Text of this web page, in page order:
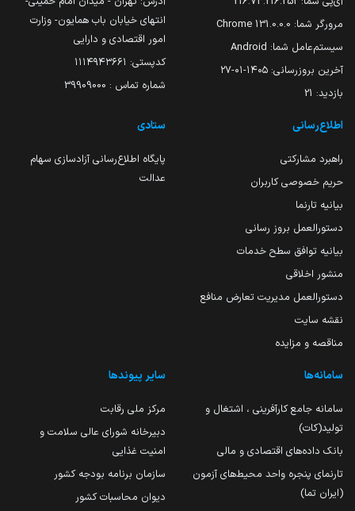
مرورگر شما: 131.0.0.0 Chrome
سیستم‌عامل شما: Android
آخرین بروزرسانی: ۱۴۰۵-۰۱-۲۷
بازدید: 21
انتهای خیابان باب همایون- وزارت
امور اقتصادی و دارایی
کدپستی: ۱۱۱۴۹۴۳۶۶۱
شماره تماس : 39909000
اطلاع‌رسانی
راهبرد مشارکتی
حریم خصوصی کاربران
بیانیه تارنما
دستورالعمل بروز رسانی
بیانیه توافق سطح خدمات
منشور اخلاقی
دستورالعمل مدیریت تعارض منافع
نقشه سایت
مناقصه و مزایده
ستادی
پایگاه اطلاع‌رسانی آزادسازی سهام
عدالت
سامانه‌ها
سامانه جامع کارآفرینی ، اشتغال و
تولید(کات)
بانک داده‌های اقتصادی و مالی
تارنمای پنجره واحد محیط‌های آزمون
(ایران تما)
سایر پیوندها
مرکز ملی رقابت
دبیرخانه شورای عالی سلامت و
امنیت غذایی
سازمان برنامه بودجه کشور
دیوان محاسبات کشور